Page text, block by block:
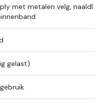
met metalen velg, naaldl
gelast)